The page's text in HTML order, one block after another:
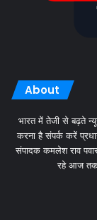
About
भारत में तेजी से बढ़ते
करना है संपर्क करें
संपादक कमलेश राव
रहे आज